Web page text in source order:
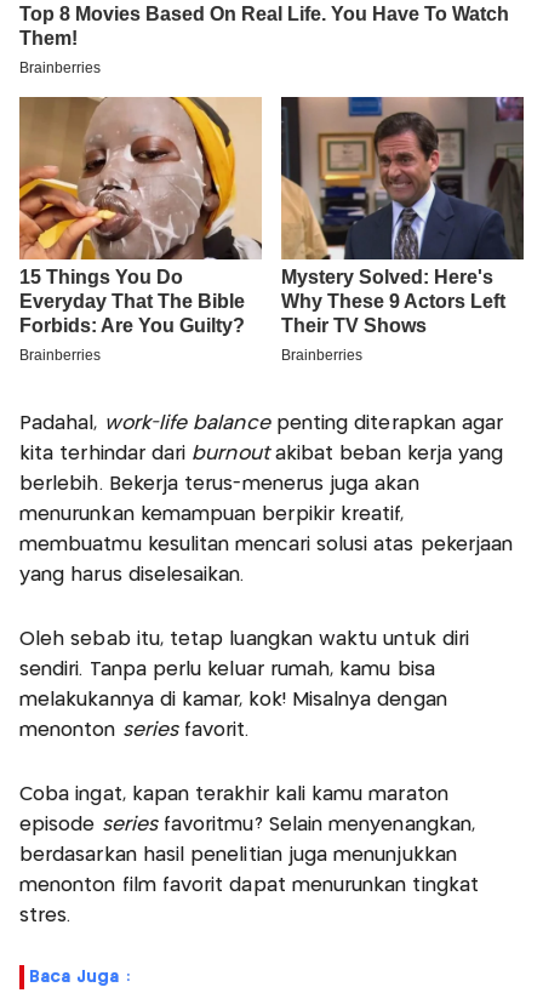
Padahal, work-life balancepenting diterapkan agar
kita terhindar dari burnoutakibat beban kerja yang
berlebih. Bekerja terus-menerus juga akan
menurunkan kemampuan berpikir kreatif,
membuatmu kesulitan mencari solusi atas pekerjaan
yang harus diselesaikan.
Oleh sebab itu, tetap luangkan waktu untuk diri
sendiri. Tanpa perlu keluar rumah, kamu bisa
melakukannya di kamar, kok! Misalnya dengan
menonton seriesfavorit.
Coba ingat, kapan terakhir kali kamu maraton
episode seriesfavoritmu? Selain menyenangkan,
berdasarkan hasil penelitian juga menunjukkan
menonton film favorit dapat menurunkan tingkat
stres.
Baca Juga :